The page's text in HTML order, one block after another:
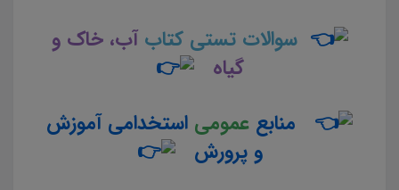
سوالات تستی کتابآب، خاک و
گیاه
منابع عمومی استخدامی آموزش
و پرورش